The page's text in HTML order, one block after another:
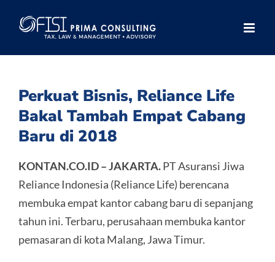
Perkuat Bisnis, Reliance Life
Bakal Tambah Empat Cabang
Baru di 2018
KONTAN.CO.ID – JAKARTA.PT Asuransi Jiwa
Reliance Indonesia (Reliance Life) berencana
membuka empat kantor cabang baru di sepanjang
tahun ini. Terbaru, perusahaan membuka kantor
pemasaran di kota Malang, Jawa Timur.